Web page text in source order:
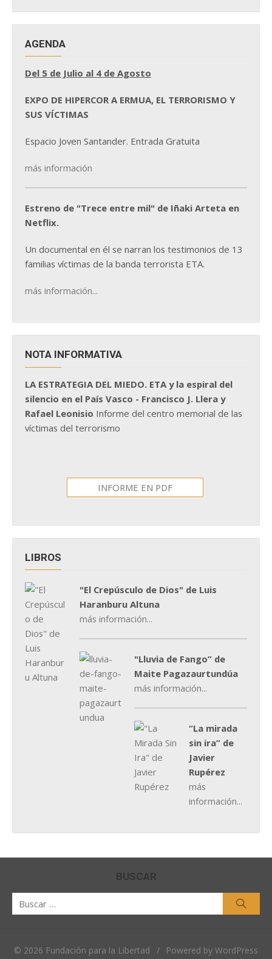
AGENDA
Del 5 de Julio al 4 de Agosto
EXPO DE HIPERCOR A ERMUA, EL TERRORISMO Y
SUS VÍCTIMAS
Espacio Joven Santander. Entrada Gratuita
más información
Estreno de "Trece entre mil" de Iñaki Arteta en
Netflix.
Un documental en él se narran los testimonios de 13
familias víctimas de la banda terrorista ETA.
más información...
NOTA INFORMATIVA
LA ESTRATEGIA DEL MIEDO. ETA y la espiral del
silencio en el País Vasco - Francisco J. Llera y
Rafael Leonisio Informe del centro memorial de las
víctimas del terrorismo
INFORME EN PDF
LIBROS
"El Crepúsculo de Dios" de Luis
Haranburu Altuna
más información...
"Lluvia de Fango” de
Maite Pagazaurtundúa
más información...
“La mirada
sin ira” de
Javier
Rupérez
más
información...
BUSCAR
© 2026 Fundación para la Libertad /
Powered by WordPress